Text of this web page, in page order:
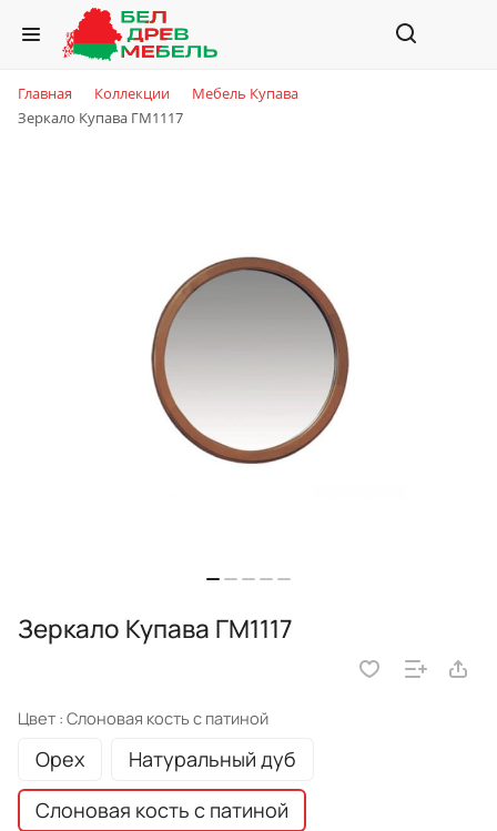
Главная Коллекции
Мебель Купава
Зеркало Купава ГМ1117
Зеркало Купава ГМ1117
Цвет : Слоновая кость с патиной
Орех
Натуральный дуб
Слоновая кость с патиной